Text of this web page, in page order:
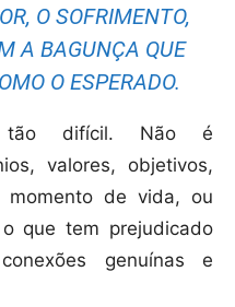
O SOFRIMENTO,
A BAGUNÇA QUE
O ESPERADO.
difícil. Não é
valores, objetivos,
momento de vida, ou
que tem prejudicado
genuínas e